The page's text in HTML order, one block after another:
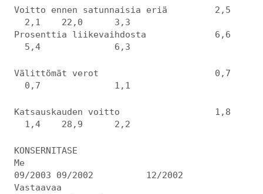
Voitto ennen satunnaisia eriä 2,5
2,1 22,0 3,3
Prosenttia liikevaihdosta 6,6
5,4 6,3
Välittömät verot 0,7
0,7 1,1
Katsauskauden voitto 1,8
1,4 28,9 2,2
KONSERNITASE
Me
09/2003 09/2002 12/2002
Vastaavaa